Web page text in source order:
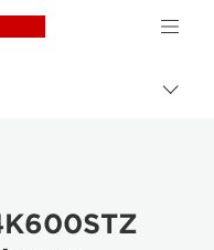
Canon Logo, back
Skift